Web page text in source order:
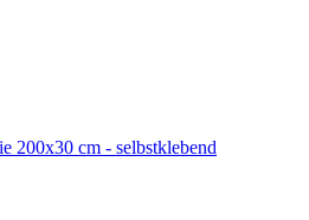
200x30 cm - selbstklebend